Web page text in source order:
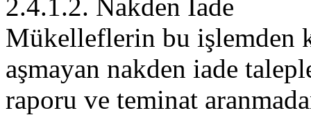
2.4.1.2. Nakden İade
Mükelleflerin bu işlemden
aşmayan nakden iade
raporu ve teminat